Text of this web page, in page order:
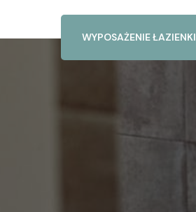
WYPOSAŻENIE ŁAZIENKI